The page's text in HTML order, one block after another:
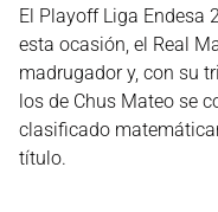
El Playoff Liga Endesa
esta ocasión, el Real
madrugador y, con su
los de Chus Mateo se
clasificado
título.